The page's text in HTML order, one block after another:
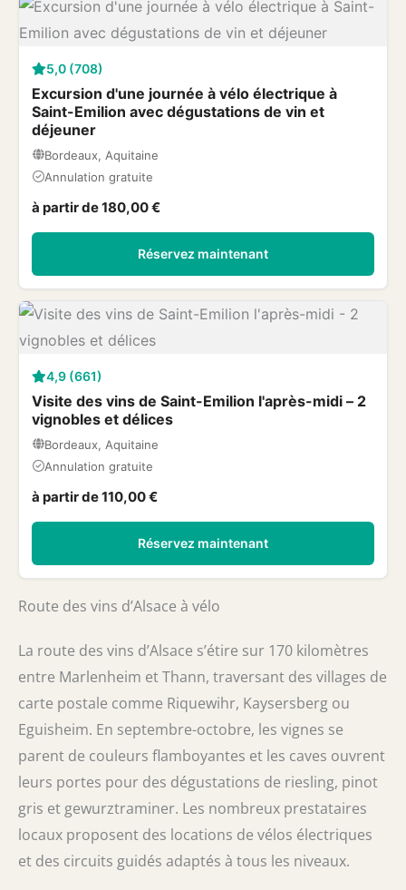
5,0 (708)
Excursion d'une journée à vélo électrique à
Saint-Emilion avec dégustations de vin et
déjeuner
Bordeaux, Aquitaine
Annulation gratuite
à partir de 180,00 €
Réservez maintenant
4,9 (661)
Visite des vins de Saint-Emilion l'après-midi – 2
vignobles et délices
Bordeaux, Aquitaine
Annulation gratuite
à partir de 110,00 €
Réservez maintenant
Route des vins d’Alsace à vélo
La route des vins d’Alsace s’étire sur 170 kilomètres
entre Marlenheim et Thann, traversant des villages de
carte postale comme Riquewihr, Kaysersberg ou
Eguisheim. En septembre-octobre, les vignes se
parent de couleurs flamboyantes et les caves ouvrent
leurs portes pour des dégustations de riesling, pinot
gris et gewurztraminer. Les nombreux prestataires
locaux proposent des locations de vélos électriques
et des circuits guidés adaptés à tous les niveaux.